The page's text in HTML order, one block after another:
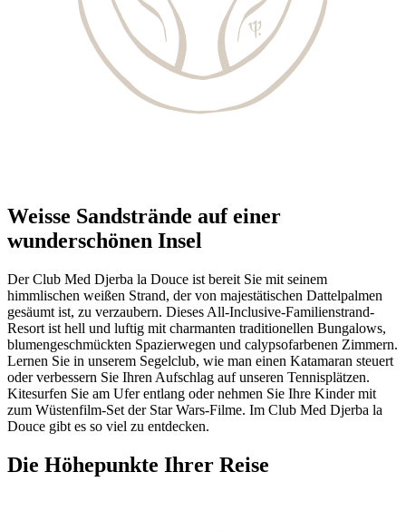
Weisse Sandstrände auf einer
wunderschönen Insel
Der Club Med Djerba la Douce ist bereit Sie mit seinem
himmlischen weißen Strand, der von majestätischen Dattelpalmen
gesäumt ist, zu verzaubern. Dieses All-Inclusive-Familienstrand-
Resort ist hell und luftig mit charmanten traditionellen Bungalows,
blumengeschmückten Spazierwegen und calypsofarbenen Zimmern.
Lernen Sie in unserem Segelclub, wie man einen Katamaran steuert
oder verbessern Sie Ihren Aufschlag auf unseren Tennisplätzen.
Kitesurfen Sie am Ufer entlang oder nehmen Sie Ihre Kinder mit
zum Wüstenfilm-Set der Star Wars-Filme. Im Club Med Djerba la
Douce gibt es so viel zu entdecken.
Die Höhepunkte Ihrer Reise